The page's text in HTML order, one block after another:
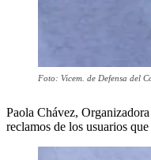
Foto: Vicem. de Defensa del
Paola Chávez,
reclamos de los usuarios